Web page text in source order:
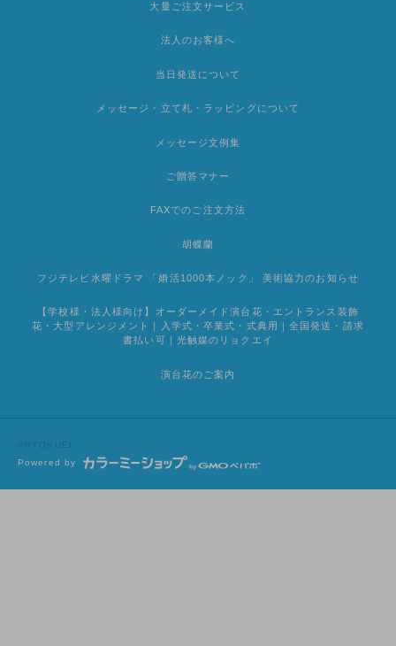
大量ご注文サービス
法人のお客様へ
当日発送について
メッセージ・立て札・ラッピングについて
メッセージ文例集
ご贈答マナー
FAXでのご注文方法
胡蝶蘭
フジテレビ水曜ドラマ 「婚活1000本ノック」 美術協力のお知らせ
【学校様・法人様向け】オーダーメイド演台花・エントランス装飾
花・大型アレンジメント｜入学式・卒業式・式典用｜全国発送・請求
書払い可｜光触媒のリョクエイ
演台花のご案内
©RYOKUEI
Powered by